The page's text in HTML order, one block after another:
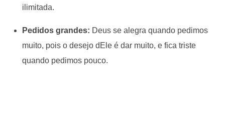
ilimitada.
Pedidos grandes: Deus se alegra quando pedimos
muito, pois o desejo dEle é dar muito, e fica triste
quando pedimos pouco.